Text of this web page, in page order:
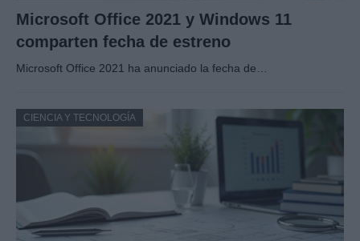
Microsoft Office 2021 y Windows 11
comparten fecha de estreno
Microsoft Office 2021 ha anunciado la fecha de…
CIENCIA Y TECNOLOGÍA